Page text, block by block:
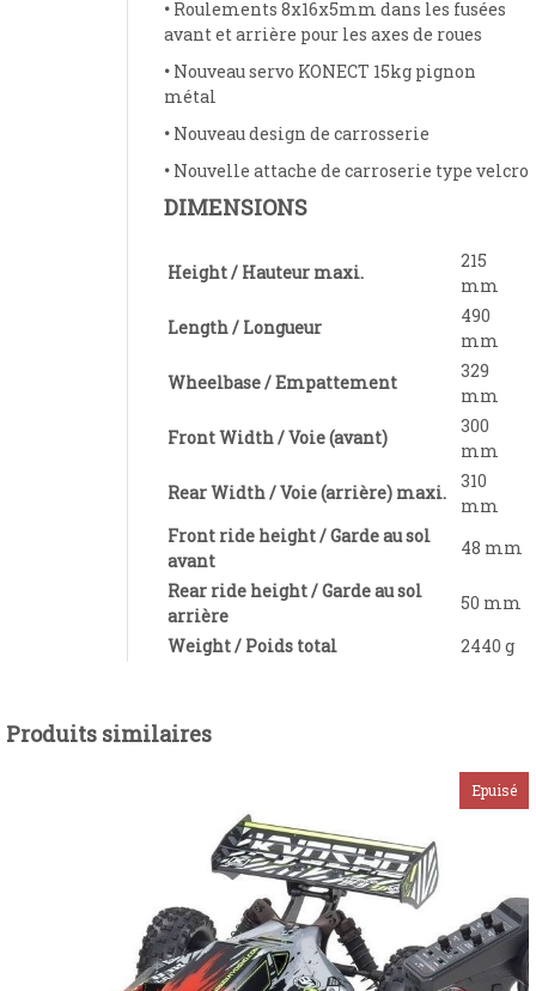
• Roulements 8x16x5mm dans les fusées
avant et arrière pour les axes de roues
• Nouveau servo KONECT 15kg pignon
métal
• Nouveau design de carrosserie
• Nouvelle attache de carroserie type velcro
DIMENSIONS
Height / Hauteur maxi.
215
mm
Length / Longueur
490
mm
Wheelbase / Empattement
329
mm
Front Width / Voie (avant)
300
mm
Rear Width / Voie (arrière) maxi.
310
mm
Front ride height / Garde au sol
avant
48 mm
Rear ride height / Garde au sol
arrière
50 mm
Weight / Poids total
2440 g
Produits similaires